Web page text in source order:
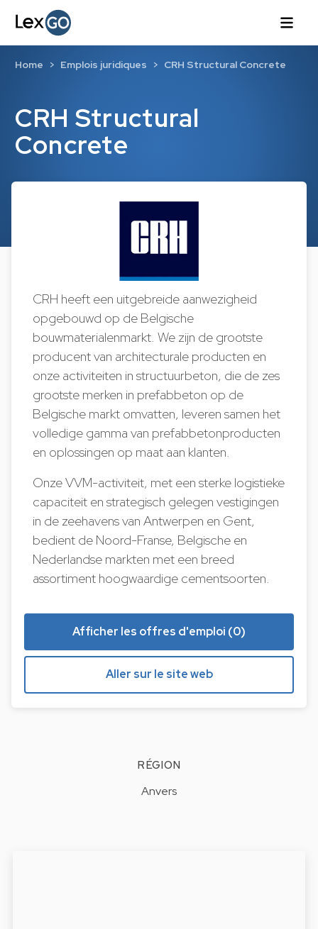
CRH Structural
Concrete
Home Emplois juridiques CRH Structural Concrete
CRH heeft een uitgebreide aanwezigheid
opgebouwd op de Belgische
bouwmaterialenmarkt. We zijn de grootste
producent van architecturale producten en
onze activiteiten in structuurbeton, die de zes
grootste merken in prefabbeton op de
Belgische markt omvatten, leveren samen het
volledige gamma van prefabbetonproducten
en oplossingen op maat aan klanten.
Onze VVM-activiteit, met een sterke logistieke
capaciteit en strategisch gelegen vestigingen
in de zeehavens van Antwerpen en Gent,
bedient de Noord-Franse, Belgische en
Nederlandse markten met een breed
assortiment hoogwaardige cementsoorten.
Afficher les offres d'emploi (0)
Aller sur le site web
RÉGION
Anvers